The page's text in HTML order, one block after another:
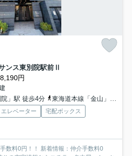
ンス東別院駅前Ⅱ
円
」駅 徒歩4分
東海道本線「金山」駅 徒歩13分
エレベーター
宅配ボックス
数料0円！！ 新着情報：仲介手数料0